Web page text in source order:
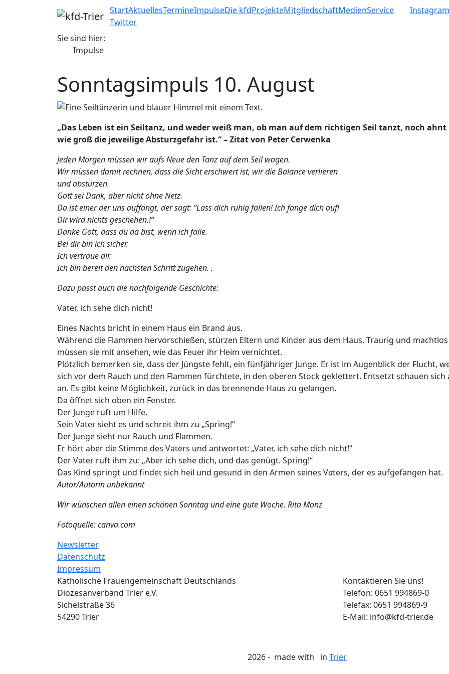
StartAktuellesTermineImpulseDie kfdProjekteMitgliedschaftMedienService Instagram
Twitter
Sie sind hier:
Impulse
Sonntagsimpuls 10. August
„Das Leben ist ein Seiltanz, und weder weiß man, ob man auf dem richtigen Seil tanzt, noch ahnt
wie groß die jeweilige Absturzgefahr ist.“ – Zitat von Peter Cerwenka
Jeden Morgen müssen wir aufs Neue den Tanz auf dem Seil wagen.
Wir müssen damit rechnen, dass die Sicht erschwert ist, wir die Balance verlieren
und abstürzen.
Gott sei Dank, aber nicht ohne Netz.
Da ist einer der uns auffängt, der sagt: “Lass dich ruhig fallen! Ich fange dich auf!
Dir wird nichts geschehen.!“
Danke Gott, dass du da bist, wenn ich falle.
Bei dir bin ich sicher.
Ich vertraue dir.
Ich bin bereit den nächsten Schritt zugehen. .
Dazu passt auch die nachfolgende Geschichte:
Vater, ich sehe dich nicht!
Eines Nachts bricht in einem Haus ein Brand aus.
Während die Flammen hervorschießen, stürzen Eltern und Kinder aus dem Haus. Traurig und machtlos
müssen sie mit ansehen, wie das Feuer ihr Heim vernichtet.
Plötzlich bemerken sie, dass der Jüngste fehlt, ein fünfjähriger Junge. Er ist im Augenblick der Flucht,
sich vor dem Rauch und den Flammen fürchtete, in den oberen Stock geklettert. Entsetzt schauen sich
an. Es gibt keine Möglichkeit, zurück in das brennende Haus zu gelangen.
Da öffnet sich oben ein Fenster.
Der Junge ruft um Hilfe.
Sein Vater sieht es und schreit ihm zu „Spring!“
Der Junge sieht nur Rauch und Flammen.
Er hört aber die Stimme des Vaters und antwortet: „Vater, ich sehe dich nicht!“
Der Vater ruft ihm zu: „Aber ich sehe dich, und das genügt. Spring!“
Das Kind springt und findet sich heil und gesund in den Armen seines Vaters, der es aufgefangen hat.
Autor/Autorin unbekannt
Wir wünschen allen einen schönen Sonntag und eine gute Woche. Rita Monz
Fotoquelle: canva.com
Newsletter
Datenschutz
Impressum
Katholische Frauengemeinschaft Deutschlands
Diözesanverband Trier e.V.
Sichelstraße 36
54290 Trier
Kontaktieren Sie uns!
Telefon: 0651 994869-0
Telefax: 0651 994869-9
E-Mail: info@kfd-trier.de
2026 - made with in Trier